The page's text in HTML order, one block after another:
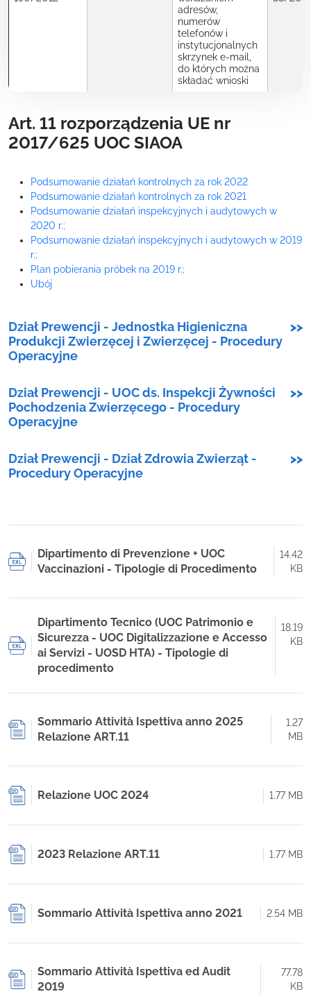
adresów,
numerów
telefonów i
instytucjonalnych
skrzynek e-mail,
do których można
składać wnioski
Art. 11 rozporządzenia UE nr
2017/625 UOC SIAOA
Podsumowanie działań kontrolnych za rok 2022
Podsumowanie działań kontrolnych za rok 2021
Podsumowanie działań inspekcyjnych i audytowych w
2020 r.;
Podsumowanie działań inspekcyjnych i audytowych w 2019
r.;
Plan pobierania próbek na 2019 r.;
Ubój
Dział Prewencji - Jednostka Higieniczna
Produkcji Zwierzęcej i Zwierzęcej - Procedury
Operacyjne
>>
Dział Prewencji - UOC ds. Inspekcji Żywności
Pochodzenia Zwierzęcego - Procedury
Operacyjne
>>
Dział Prewencji - Dział Zdrowia Zwierząt -
Procedury Operacyjne
>>
Dipartimento di Prevenzione + UOC
Vaccinazioni - Tipologie di Procedimento
14.42
KB
Dipartimento Tecnico (UOC Patrimonio e
Sicurezza - UOC Digitalizzazione e Accesso
ai Servizi - UOSD HTA) - Tipologie di
procedimento
18.19
KB
Sommario Attività Ispettiva anno 2025
Relazione ART.11
1.27
MB
Relazione UOC 2024 1.77 MB
2023 Relazione ART.11 1.77 MB
Sommario Attività Ispettiva anno 2021 2.54 MB
Sommario Attività Ispettiva ed Audit
2019
77.78
KB